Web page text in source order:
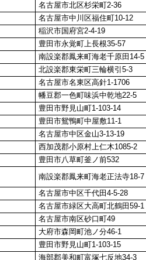
名古屋市北区杉栄町2-36
名古屋市中川区福住町10-12
稲沢市国府宮2-4-19
豊田市永覚町上長根35-57
南設楽郡鳳来町海老千原田14-5
北設楽郡東栄町三輪横引5-3
名古屋市名東区高針1-1706
幡豆郡一色町味浜中乾地22-5
豊田市野見山町1-103-14
豊田市鴛鴨町中屋敷11-1
名古屋市中区金山3-13-19
西加茂郡小原村上仁木1085-2
豊田市八草町釜ノ前532
南設楽郡鳳来町海老正法寺18-7
名古屋市中区千代田4-5-28
名古屋市緑区大高町北鶴田59-1
名古屋市南区砂口町49
大府市森岡町池ノ分46-1
豊田市野見山町1-103-15
海部郡美和町富塚七反地34-3